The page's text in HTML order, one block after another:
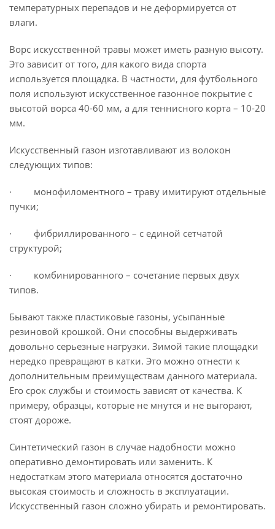
температурных перепадов и не деформируется от
влаги.
Ворс искусственной травы может иметь разную высоту.
Это зависит от того, для какого вида спорта
используется площадка. В частности, для футбольного
поля используют искусственное газонное покрытие с
высотой ворса 40-60 мм, а для теннисного корта – 10-20
мм.
Искусственный газон изготавливают из волокон
следующих типов:
· монофиломентного – траву имитируют отдельные
пучки;
· фибриллированного – с единой сетчатой
структурой;
· комбинированного – сочетание первых двух
типов.
Бывают также пластиковые газоны, усыпанные
резиновой крошкой. Они способны выдерживать
довольно серьезные нагрузки. Зимой такие площадки
нередко превращают в катки. Это можно отнести к
дополнительным преимуществам данного материала.
Его срок службы и стоимость зависят от качества. К
примеру, образцы, которые не мнутся и не выгорают,
стоят дороже.
Синтетический газон в случае надобности можно
оперативно демонтировать или заменить. К
недостаткам этого материала относятся достаточно
высокая стоимость и сложность в эксплуатации.
Искусственный газон сложно убирать и ремонтировать.